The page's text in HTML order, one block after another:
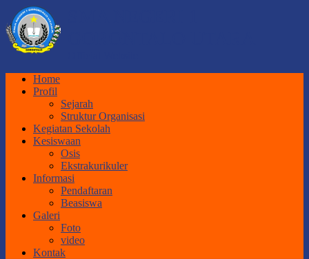
Home
Profil
Sejarah
Struktur Organisasi
Kegiatan Sekolah
Kesiswaan
Osis
Ekstrakurikuler
Informasi
Pendaftaran
Beasiswa
Galeri
Foto
video
Kontak